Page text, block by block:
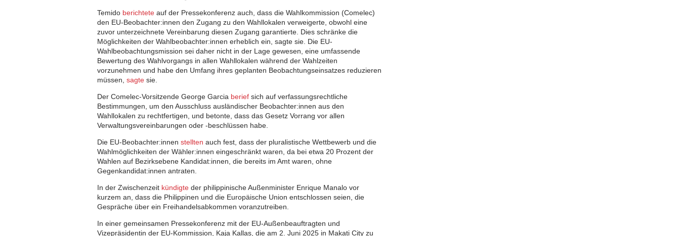
Temido berichtete auf der Pressekonferenz auch, dass die Wahlkommission (Comelec)
den EU-Beobachter:innen den Zugang zu den Wahllokalen verweigerte, obwohl eine
zuvor unterzeichnete Vereinbarung diesen Zugang garantierte. Dies schränke die
Möglichkeiten der Wahlbeobachter:innen erheblich ein, sagte sie. Die EU-
Wahlbeobachtungsmission sei daher nicht in der Lage gewesen, eine umfassende
Bewertung des Wahlvorgangs in allen Wahllokalen während der Wahlzeiten
vorzunehmen und habe den Umfang ihres geplanten Beobachtungseinsatzes reduzieren
müssen, sagte sie.
Der Comelec-Vorsitzende George Garcia berief sich auf verfassungsrechtliche
Bestimmungen, um den Ausschluss ausländischer Beobachter:innen aus den
Wahllokalen zu rechtfertigen, und betonte, dass das Gesetz Vorrang vor allen
Verwaltungsvereinbarungen oder -beschlüssen habe.
Die EU-Beobachter:innen stellten auch fest, dass der pluralistische Wettbewerb und die
Wahlmöglichkeiten der Wähler:innen eingeschränkt waren, da bei etwa 20 Prozent der
Wahlen auf Bezirksebene Kandidat:innen, die bereits im Amt waren, ohne
Gegenkandidat:innen antraten.
In der Zwischenzeit kündigte der philippinische Außenminister Enrique Manalo vor
kurzem an, dass die Philippinen und die Europäische Union entschlossen seien, die
Gespräche über ein Freihandelsabkommen voranzutreiben.
In einer gemeinsamen Pressekonferenz mit der EU-Außenbeauftragten und
Vizepräsidentin der EU-Kommission, Kaja Kallas, die am 2. Juni 2025 in Makati City zu